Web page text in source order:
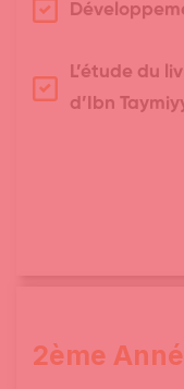
L’étude du
d’Ibn
2ème